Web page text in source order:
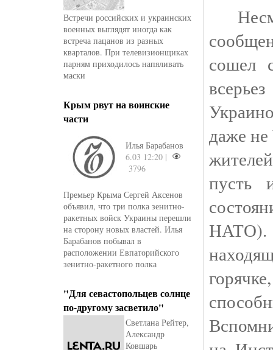
Встречи российских и украинских
военных выглядят иногда как
встреча пацанов из разных
кварталов. При телевизионщиках
парням приходилось напяливать
маски
Крым рвут на воинские
части
Илья Барабанов
6.03 12:20 |
3796
Премьер Крыма Сергей Аксенов
объявил, что три полка зенитно-
ракетных войск Украины перешли
на сторону новых властей. Илья
Барабанов побывал в
расположении Евпаторийского
зенитно-ракетного полка
"Для севастопольцев солнце
по-другому засветило"
Светлана Рейтер,
Александр
Ковшарь
сошел
даже
пусть